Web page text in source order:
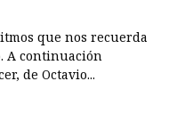
que nos recuerda
A continuación
de Octavio...